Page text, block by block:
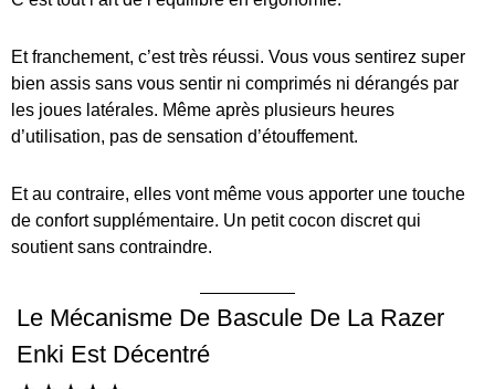
Et franchement, c’est très réussi. Vous vous sentirez super
bien assis sans vous sentir ni comprimés ni dérangés par
les joues latérales. Même après plusieurs heures
d’utilisation, pas de sensation d’étouffement.
Et au contraire, elles vont même vous apporter une touche
de confort supplémentaire. Un petit cocon discret qui
soutient sans contraindre.
Le Mécanisme De Bascule De La Razer
Enki Est Décentré